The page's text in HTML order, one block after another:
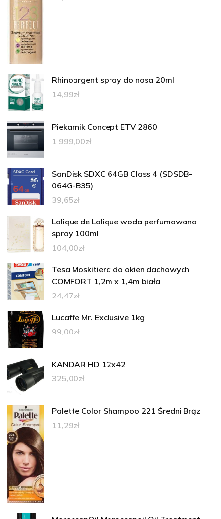
Rhinoargent spray do nosa 20ml
14,99zł
Piekarnik Concept ETV 2860
1 999,00zł
SanDisk SDXC 64GB Class 4 (SDSDB-
064G-B35)
39,65zł
Lalique de Lalique woda perfumowana
spray 100ml
104,00zł
Tesa Moskitiera do okien dachowych
COMFORT 1,2m x 1,4m biała
24,47zł
Lucaffe Mr. Exclusive 1kg
99,00zł
KANDAR HD 12x42
325,00zł
Palette Color Shampoo 221 Średni Brąz
11,29zł